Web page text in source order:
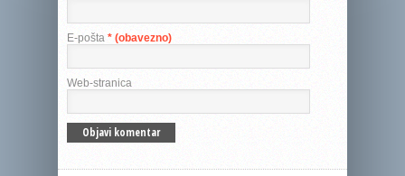
E-pošta * (obavezno)
Web-stranica